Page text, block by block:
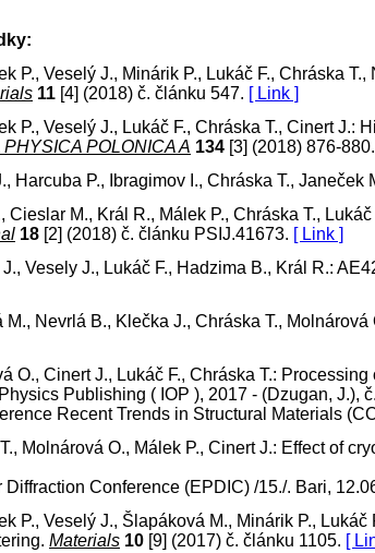
P., Veselý J., Minárik P., Lukáč F., Chráska
11 [4] (2018) č. článku 547. [ Link ]
P., Veselý J., Lukáč F., Chráska T., Cinert
PHYSICA POLONICA A 134 [3] (2018) 876-
Harcuba P., Ibragimov I., Chráska T.,
Cieslar M., Král R., Málek P., Chráska T.,
18 [2] (2018) č. článku PSIJ.41673. [ Link ]
J., Vesely J., Lukáč F., Hadzima B., Král R.:
M., Nevrlá B., Klečka J., Chráska T.,
O., Cinert J., Lukáč F., Chráska T.:
Publishing ( IOP ), 2017 - (Dzugan,
Recent Trends in Structural Materials
Molnárová O., Málek P., Cinert J.: Effect of
Diffraction Conference (EPDIC) /15./. Bari,
P., Veselý J., Šlapáková M., Minárik P.,
Materials 10 [9] (2017) č. článku 1105. [